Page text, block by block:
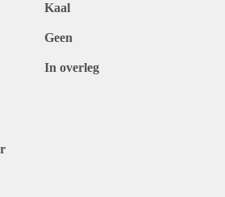
Kaal
Geen
In overleg